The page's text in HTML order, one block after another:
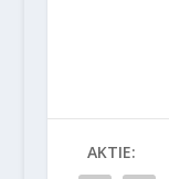
AKTIE: